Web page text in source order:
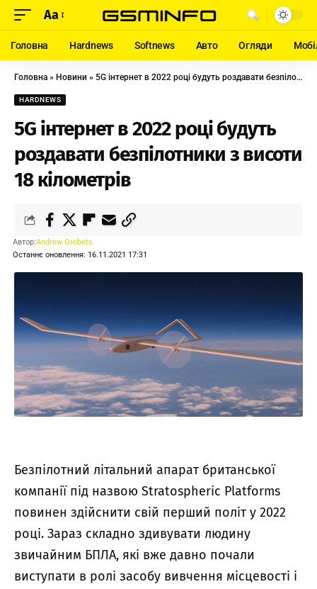
Aa
Головна Hardnews Softnews Авто Огляди
Головна » Новини » 5G інтернет в 2022 році будуть роздавати безпілотники з висоти 18 кілометрів
HARDNEWS
5G інтернет в 2022 році будуть
роздавати безпілотники з висоти
18 кілометрів
Останнє оновлення: 16.11.2021 17:31
Автор:Andrew Orobets
Безпілотний літальний апарат британської
компанії під назвою Stratospheric Platforms
повинен здійснити свій перший політ у 2022
році. Зараз складно здивувати людину
звичайним БПЛА, які вже давно почали
виступати в ролі засобу вивчення місцевості і